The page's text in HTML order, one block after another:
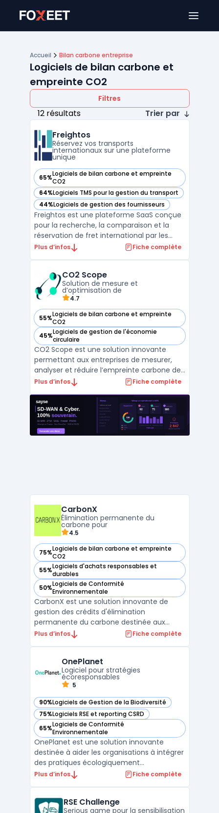
Accueil Bilan carbone entreprise
Logiciels de bilan carbone et
empreinte CO2
Filtres
12 résultats
Trier par
Freightos
Réservez vos transports
internationaux sur une plateforme
unique
65%Logiciels de bilan carbone et empreinte
CO2
— voir Freightos dans cette catégorie
64%Logiciels TMS pour la gestion du transport
— voir Freightos dans cette catégorie
44%Logiciels de gestion des fournisseurs
— voir Freightos dans cette catégorie
Freightos est une plateforme SaaS conçue
pour la recherche, la comparaison et la
réservation de fret international par les
importateurs, exportateurs et
automatisant des processus
traditionnellement manuels, tels que les ...
Plus d’infos Fiche complète
CO2 Scope
Solution de mesure et
d’optimisation de
4.7
55%Logiciels de bilan carbone et empreinte
CO2
— voir CO2 Scope dans cette catégorie
45%Logiciels de gestion de l'économie
circulaire
— voir CO2 Scope dans cette catégorie
CO2 Scope est une solution innovante
permettant aux entreprises de mesurer,
analyser et réduire l’empreinte carbone de
leurs infrastructures IT. Conçue pour les DSI
offre une visibilité précise sur la
consommation énergétique des
datacenters, des serveurs e ...
Plus d’infos Fiche complète
CarbonX
Élimination permanente du
carbone pour
4.5
75%Logiciels de bilan carbone et empreinte
CO2
— voir CarbonX dans cette catégorie
55%Logiciels d'achats responsables et
durables
— voir CarbonX dans cette catégorie
50%Logiciels de Conformité
Environnementale
— voir CarbonX dans cette catégorie
CarbonX est une solution innovante de
gestion des crédits d'élimination
permanente du carbone destinée aux
entreprises visant à atteindre leurs objectifs
garantissant que le carbone est séquestré
pendant au moins 500 ans ...
Plus d’infos Fiche complète
OnePlanet
Logiciel pour stratégies
écoresponsables
5
90%Logiciels de Gestion de la Biodiversité
— voir OnePlanet dans cette catégorie
75%Logiciels RSE et reporting CSRD
— voir OnePlanet dans cette catégorie
65%Logiciels de Conformité
Environnementale
— voir OnePlanet dans cette catégorie
OnePlanet est une solution innovante
destinée à aider les organisations à intégrer
des pratiques écologiquement
responsables. Elle fournit des outils
d'atteindre des objectifs
Plus d’infos Fiche complète
RSE Challenge
Serious game pour la sensibilisation